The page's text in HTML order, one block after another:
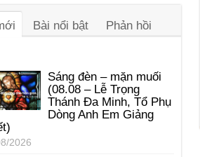
Bài nổi bật Phản hồi
Sáng đèn – mặn muối
(08.08 – Lễ Trọng
Thánh Đa Minh, Tổ Phụ
Dòng Anh Em Giảng
2026